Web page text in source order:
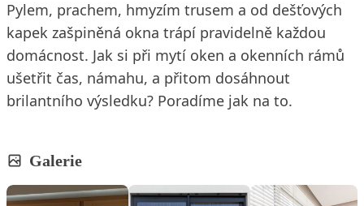
Pylem, prachem, hmyzím trusem a od dešťových
kapek zašpiněná okna trápí pravidelně každou
domácnost. Jak si při mytí oken a okenních rámů
ušetřit čas, námahu, a přitom dosáhnout
brilantního výsledku? Poradíme jak na to.
Galerie